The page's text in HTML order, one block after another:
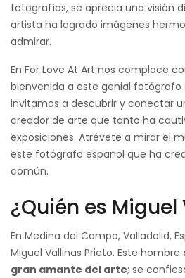
fotografías, se aprecia una visión
artista ha logrado imágenes
admirar.
En For Love At Art nos complace
bienvenida a este genial fotógrafo
invitamos a descubrir y conectar
creador de arte que tanto ha
exposiciones. Atrévete a mirar el
este fotógrafo español que ha
común.
¿Quién es
En Medina del Campo, Valladolid,
Miguel Vallinas Prieto. Este hombre
gran amante del arte; se